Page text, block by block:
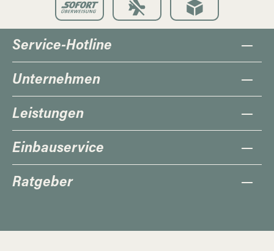
Service-Hotline
Unternehmen
Leistungen
Einbauservice
Ratgeber